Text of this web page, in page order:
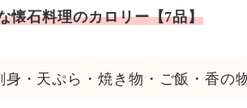
懐石料理のカロリー【7品】
身・天ぷら・焼き物・ご飯・香の